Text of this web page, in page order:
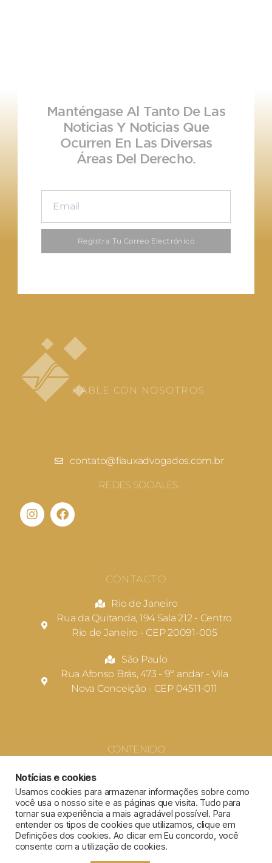
Manténgase Al Tanto De Las
Noticias Y Noticias Que
Ocurren En Las Diversas
Áreas Del Derecho.
Registra Tu Correo Electrónico
HABLE CON NOSOTROS
contato@fiauxadvogados.com.br
REDES SOCIALES
CONTACTO
Rio de Janeiro
Rua da Quitanda, 194 Sala 212 - Centro
Rio de Janeiro - CEP 20091-005
São Paulo
Rua Afonso Brás, 473 - 9º andar - Vila
Nova Conceição - CEP 04511-011
CONTENIDO
Términos de uso y política de privacidad
Notícias e cookies
Usamos cookies para armazenar informações sobre como
você usa o nosso site e as páginas que visita. Tudo para
tornar sua experiência a mais agradável possível. Para
entender os tipos de cookies que utilizamos, clique em
Definições dos cookies. Ao clicar em Eu concordo, você
consente com a utilização de cookies.